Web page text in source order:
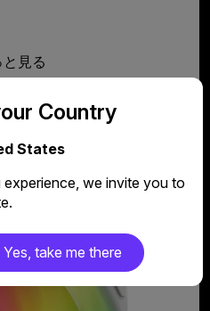
と見る
ホワイトエディション
Country
States
we invite you to
Yes, take me there